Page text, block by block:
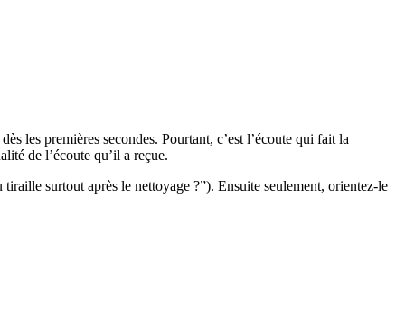
les premières secondes. Pourtant, c’est l’écoute qui fait la
de l’écoute qu’il a reçue.
surtout après le nettoyage ?”). Ensuite seulement, orientez-le